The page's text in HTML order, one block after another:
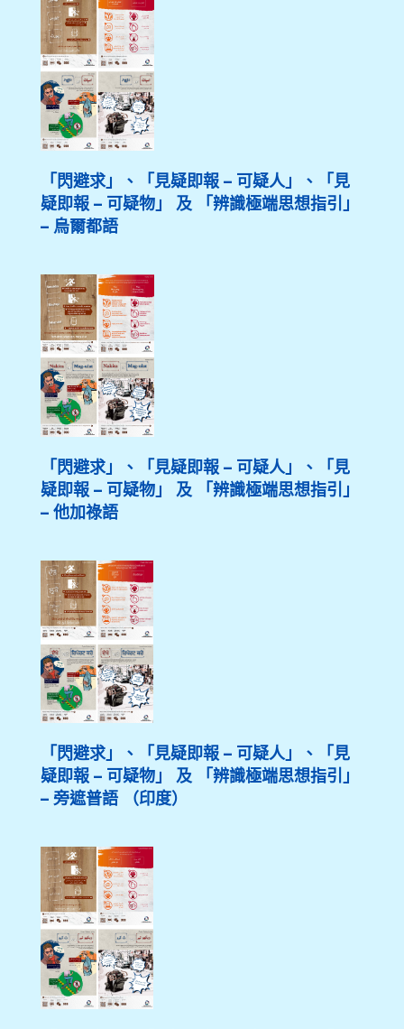
「閃避求」、「見疑即報 – 可疑人」、「見
疑即報 – 可疑物」 及 「辨識極端思想指引」
– 烏爾都語
「閃避求」、「見疑即報 – 可疑人」、「見
疑即報 – 可疑物」 及 「辨識極端思想指引」
– 他加祿語
「閃避求」、「見疑即報 – 可疑人」、「見
疑即報 – 可疑物」 及 「辨識極端思想指引」
– 旁遮普語 （印度）